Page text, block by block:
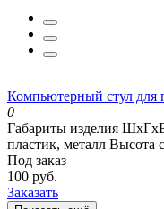
Компьютерный стул для
0
Габариты изделия
пластик, металл Высота
Под заказ
100 руб.
Заказать